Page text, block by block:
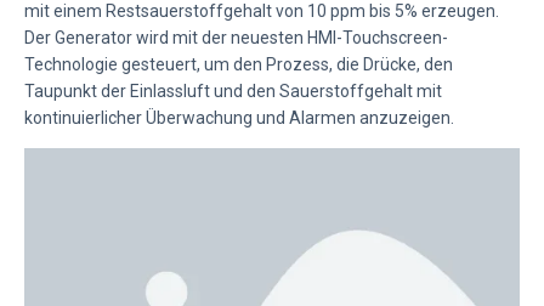
mit einem Restsauerstoffgehalt von 10 ppm bis 5% erzeugen.
Der Generator wird mit der neuesten HMI-Touchscreen-
Technologie gesteuert, um den Prozess, die Drücke, den
Taupunkt der Einlassluft und den Sauerstoffgehalt mit
kontinuierlicher Überwachung und Alarmen anzuzeigen.